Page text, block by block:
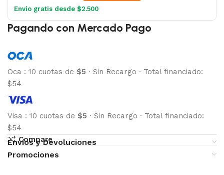
Envío gratis desde $2.500
Pagando con Mercado Pago
Oca : 10 cuotas de $5 · Sin Recargo · Total financiado:
$54
Visa : 10 cuotas de $5 · Sin Recargo · Total financiado:
$54
Compare
Envíos y Devoluciones
Promociones